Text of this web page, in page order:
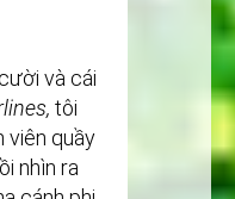
và cái
tôi
viên quầy
nhìn ra